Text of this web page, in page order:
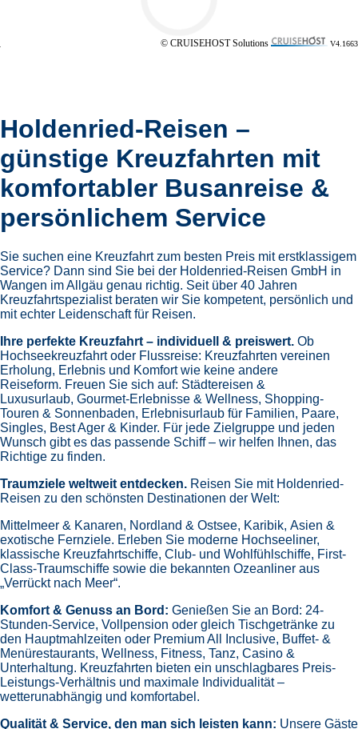
Beratung durch Holdenried
unserer Kreuzfahrer erhält das beste Angebot für seine
Reisewünsche. Bei uns entdecken Sie das Kreuzfahren
neu!
nicko cruises
127Reisen
7Nächte
*AZ Leserreisen* Süd-Norwegen mit
Busanreise
an Bord der »Vasco da Gama«